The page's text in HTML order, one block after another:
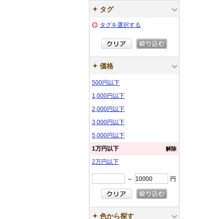
タグ
タグを選択する
価格
500円以下
1,000円以下
2,000円以下
3,000円以下
5,000円以下
1万円以下
解除
2万円以下
～ 円
色から探す